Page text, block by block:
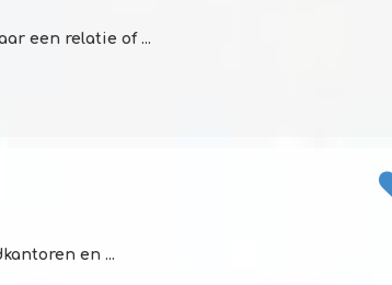
een relatie of ...
en ...